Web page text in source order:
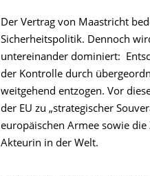
Der Vertrag von Maastricht
Sicherheitspolitik. Dennoch
untereinander dominiert:
der Kontrolle durch
weitgehend entzogen. Vor
der EU zu „strategischer
europäischen Armee sowie
Akteurin in der Welt.